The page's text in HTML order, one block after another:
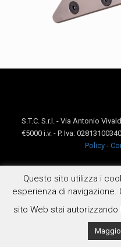
S.T.C. S.r.l. - Via Antonio
€5000 i.v. - P. Iva:
Policy -
Questo sito utilizza i
esperienza di
sito Web stai